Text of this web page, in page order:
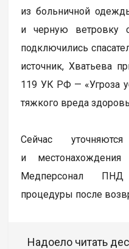
из больничной
и черную ветровку
подключились
источник, Хватьева
119 УК РФ — «Угроза
тяжкого вреда
Сейчас
и местонахождения
Медперсонал
процедуры после
Надоело читать